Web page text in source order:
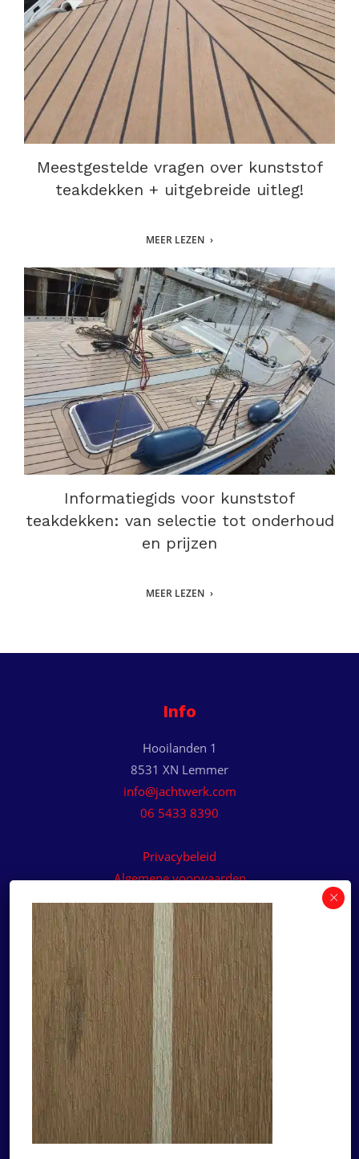
Meestgestelde vragen over kunststof
teakdekken + uitgebreide uitleg!
MEER LEZEN
Informatiegids voor kunststof
teakdekken: van selectie tot onderhoud
en prijzen
MEER LEZEN
Info
Hooilanden 1
8531 XN Lemmer
info@jachtwerk.com
06 5433 8390
Privacybeleid
Algemene voorwaarden
Algemene voorwaarden paneelservice
Offerte aanvragen
Wilt u een prijsvoorstel op maat ontvangen voor
een kunststof teakdek voor uw boot? Vraag een
vrijblijvende offerte aan!
Offerte aanvragen
Ga naar
×
Deze website maakt
gebruik van cookies.
Deze website gebruikt cookies om uw
gebruikerservaring te verbeteren. Door
onze website te gebruiken, stemt u in met
alle cookies in overeenstemming met ons